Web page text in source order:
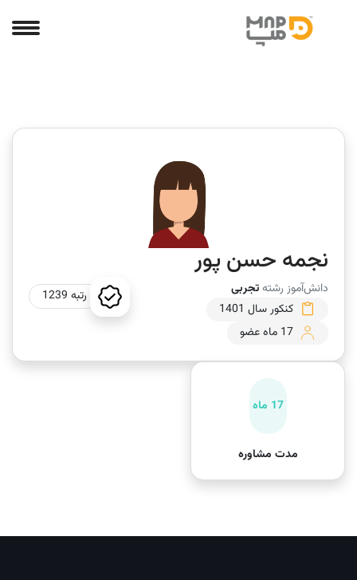
نجمه حسن پور
دانش‌آموز رشتهتجربی
کنکور سال 1401
17 ماه عضو
رتبه 1239
17 ماه
مدت مشاوره